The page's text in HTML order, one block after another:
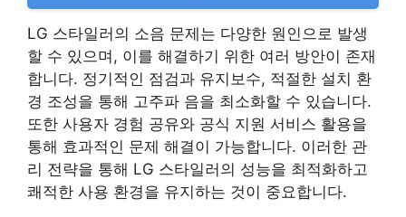
LG 스타일러의 소음 문제는 다양한 원인으로 발생
할 수 있으며, 이를 해결하기 위한 여러 방안이 존재
합니다. 정기적인 점검과 유지보수, 적절한 설치 환
경 조성을 통해 고주파 음을 최소화할 수 있습니다.
또한 사용자 경험 공유와 공식 지원 서비스 활용을
통해 효과적인 문제 해결이 가능합니다. 이러한 관
리 전략을 통해 LG 스타일러의 성능을 최적화하고
쾌적한 사용 환경을 유지하는 것이 중요합니다.